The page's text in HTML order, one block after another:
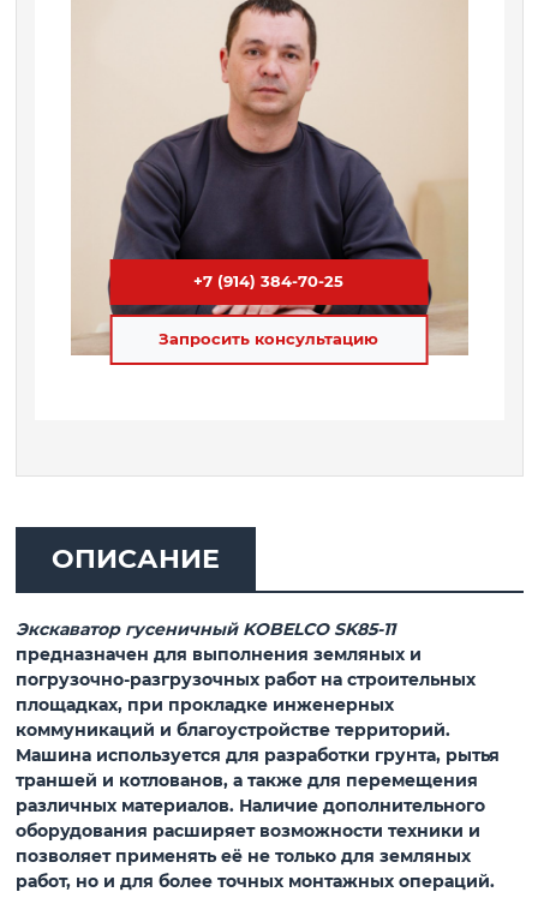
+7 (914) 384-70-25
Запросить консультацию
ОПИСАНИЕ
Экскаватор гусеничный KOBELCO SK85-11
предназначен для выполнения земляных и
погрузочно-разгрузочных работ на строительных
площадках, при прокладке инженерных
коммуникаций и благоустройстве территорий.
Машина используется для разработки грунта, рытья
траншей и котлованов, а также для перемещения
различных материалов. Наличие дополнительного
оборудования расширяет возможности техники и
позволяет применять её не только для земляных
работ, но и для более точных монтажных операций.